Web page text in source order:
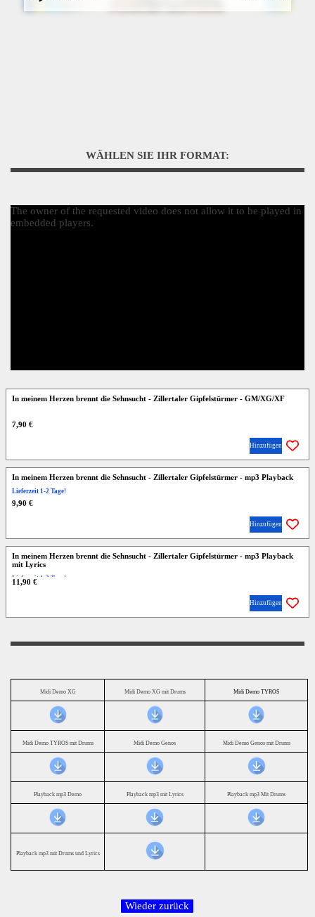
WÄHLEN SIE IHR FORMAT:
The owner of the requested video does not allow it to be played in
embedded players.
In meinem Herzen brennt die Sehnsucht - Zillertaler Gipfelstürmer - GM/XG/XF
7,90 €
Hinzufügen
In meinem Herzen brennt die Sehnsucht - Zillertaler Gipfelstürmer - mp3 Playback
Lieferzeit 1-2 Tage!
9,90 €
Hinzufügen
In meinem Herzen brennt die Sehnsucht - Zillertaler Gipfelstürmer - mp3 Playback
mit Lyrics
Lieferzeit 1-2 Tage!
11,90 €
Hinzufügen
Midi Demo XG Midi Demo XG mit Drums Midi Demo TYROS
Midi Demo TYROS mit Drums Midi Demo Genos Midi Demo Genos mit Drums
Playback mp3 Demo Playback mp3 mit Lyrics Playback mp3 Mit Drums
Playback mp3 mit Drums und Lyrics